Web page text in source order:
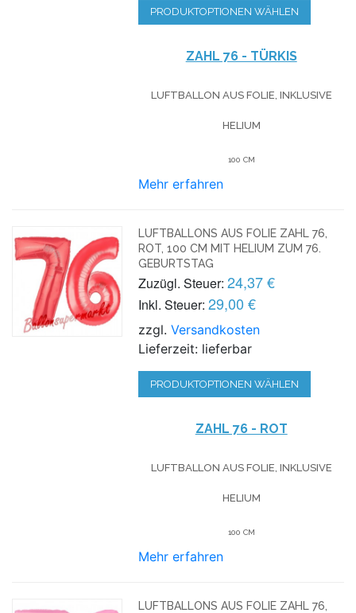
PRODUKTOPTIONEN WÄHLEN
ZAHL 76 - TÜRKIS
LUFTBALLON AUS FOLIE, INKLUSIVE
HELIUM
100 CM
Mehr erfahren
LUFTBALLONS AUS FOLIE ZAHL 76,
ROT, 100 CM MIT HELIUM ZUM 76.
GEBURTSTAG
Zuzügl. Steuer: 24,37 €
Inkl. Steuer: 29,00 €
zzgl.Versandkosten
Lieferzeit: lieferbar
PRODUKTOPTIONEN WÄHLEN
ZAHL 76 - ROT
LUFTBALLON AUS FOLIE, INKLUSIVE
HELIUM
100 CM
Mehr erfahren
LUFTBALLONS AUS FOLIE ZAHL 76,